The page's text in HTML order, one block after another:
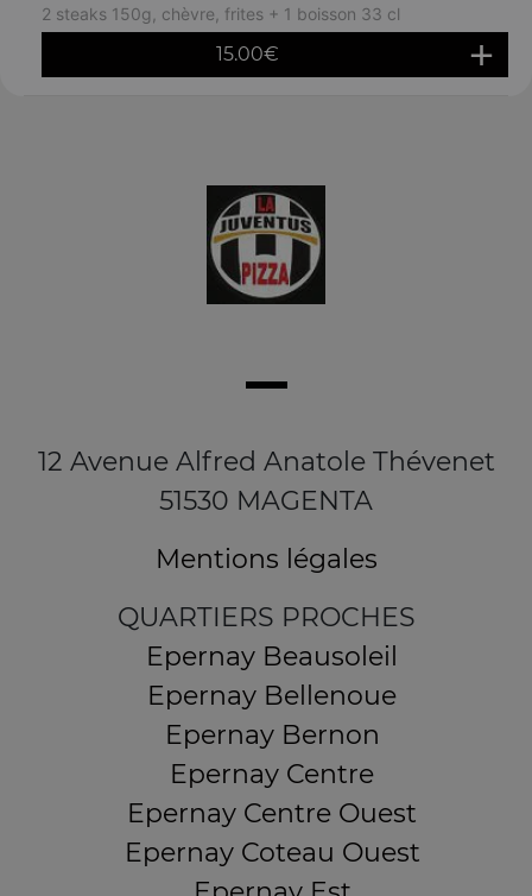
2 steaks 150g, chèvre, frites + 1 boisson 33 cl
15.00€
12 Avenue Alfred Anatole Thévenet
51530 MAGENTA
Mentions légales
QUARTIERS PROCHES
Epernay Beausoleil
Epernay Bellenoue
Epernay Bernon
Epernay Centre
Epernay Centre Ouest
Epernay Coteau Ouest